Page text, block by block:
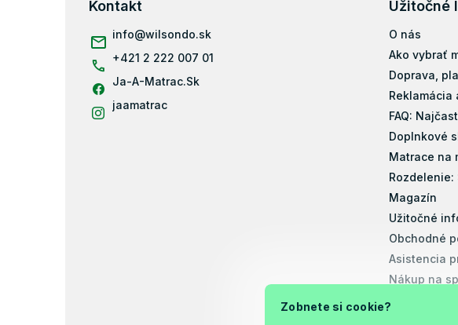
Zobnete si cookie?
Kontakt
info@wilsondo.sk
+421 2 222 007 01
Ja-A-Matrac.Sk
jaamatrac
Užitočné
O nás
Ako vybrať
Doprava,
Reklamácia
FAQ:
Doplnkové
Matrace na
Rozdelenie:
Magazín
Užitočné
Obchodné
Asistencia
Nákup na
Montážne